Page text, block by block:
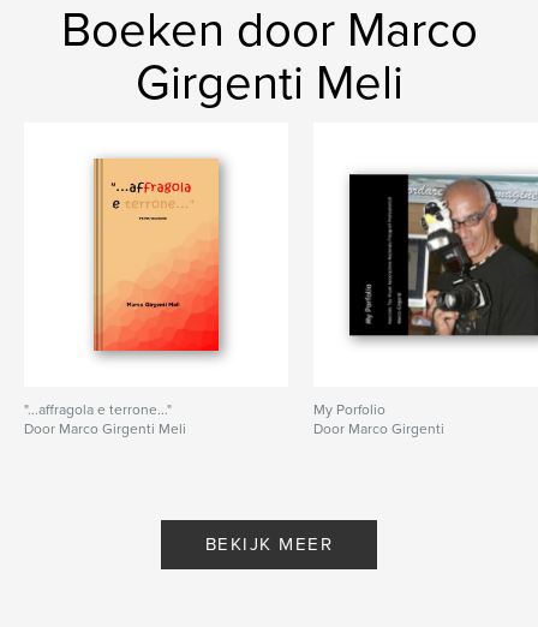
Boeken door Marco
Girgenti Meli
"...affragola e terrone..."
Door Marco Girgenti Meli
My Porfolio
Door Marco Girgenti
BEKIJK MEER